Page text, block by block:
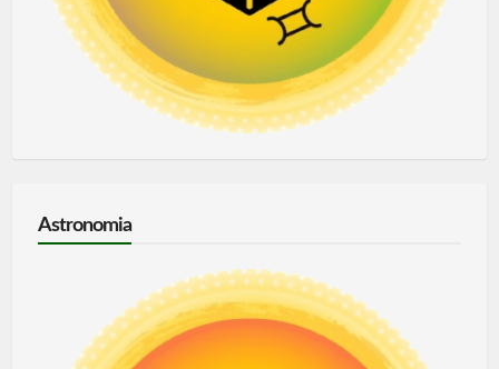
Astronomia